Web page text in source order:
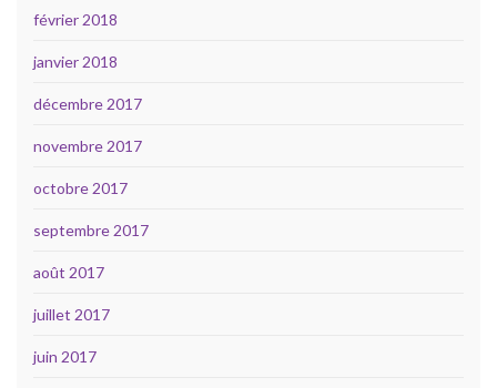
février 2018
janvier 2018
décembre 2017
novembre 2017
octobre 2017
septembre 2017
août 2017
juillet 2017
juin 2017